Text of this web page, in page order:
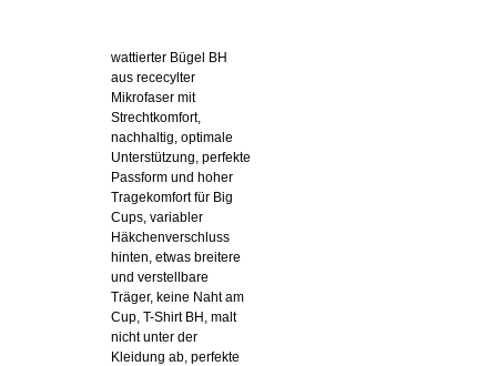
wattierter Bügel BH
aus rececylter
Mikrofaser mit
Strechtkomfort,
nachhaltig, optimale
Unterstützung, perfekte
Passform und hoher
Tragekomfort für Big
Cups, variabler
Häkchenverschluss
hinten, etwas breitere
und verstellbare
Träger, keine Naht am
Cup, T-Shirt BH, malt
nicht unter der
Kleidung ab, perfekte